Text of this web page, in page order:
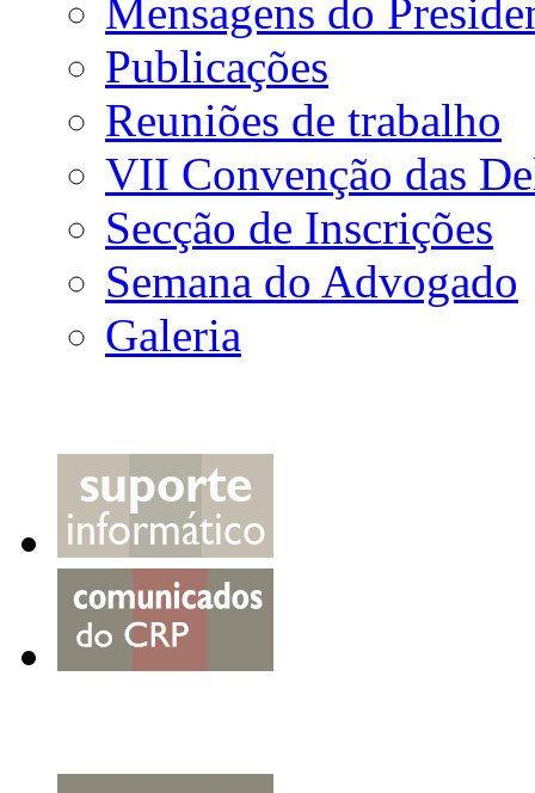
Mensagens do
Publicações
Reuniões de trabalho
VII Convenção das
Secção de Inscrições
Semana do Advogado
Galeria